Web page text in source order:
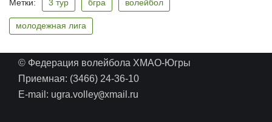
Метки: 3 тур бгра волейбол
молодежная лига
© Федерация волейбола ХМАО-Югры
Приемная: (3466) 24-36-10
E-mail: ugra.volley@xmail.ru